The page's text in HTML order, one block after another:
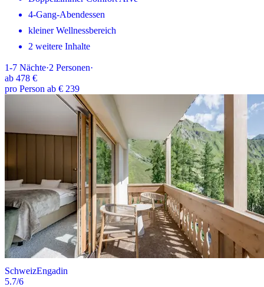
4-Gang-Abendessen
kleiner Wellnessbereich
2 weitere Inhalte
1-7 Nächte·2 Personen·
ab 478 €
pro Person ab € 239
SchweizEngadin
5.7/6